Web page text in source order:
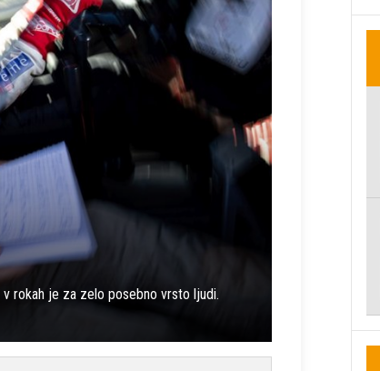
rokah je za zelo posebno vrsto ljudi.